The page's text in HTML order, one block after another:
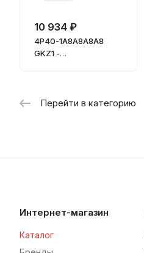
10 934 ₽
4Р40-1А8A8A8A8
GKZ1 -
Перейти в категорию
Интернет-магазин
Каталог